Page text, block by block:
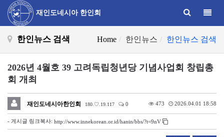
재인도네시아 한인회
한인뉴스 검색 Home 한인뉴스 한인뉴스 검색
2026년 4월호 39 고려독립청년당 기념사업회 창립총
회 개최
재인도네시아한인회 180.♡.19.117 0 473 2026.04.01 18:58
- 게시글 링크복사: http://www.innekorean.or.id/hanin/bbs/?t=9nV